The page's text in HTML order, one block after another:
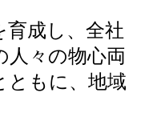
育成し、全社
人々の物心両
ともに、地域